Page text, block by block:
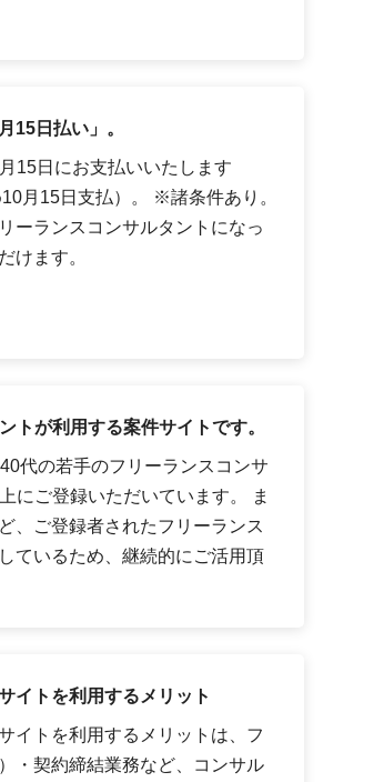
15日払い」。
15日にお支払いいたします
月15日支払）。 ※諸条件あり。
ーランスコンサルタントになっ
けます。
トが利用する案件サイトです。
代の若手のフリーランスコンサ
にご登録いただいています。 ま
、ご登録者されたフリーランス
ているため、継続的にご活用頂
イトを利用するメリット
イトを利用するメリットは、フ
・契約締結業務など、コンサル